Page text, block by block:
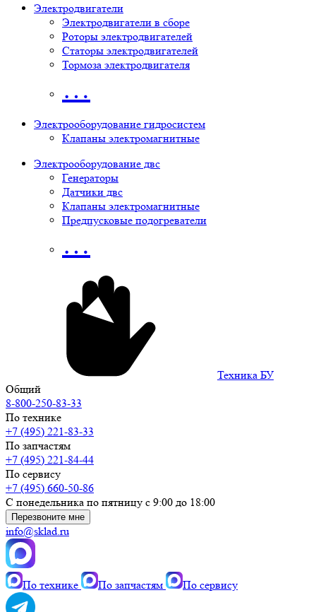
Электродвигатели
Электродвигатели в сборе
Роторы электродвигателей
Статоры электродвигателей
Тормоза электродвигателя
…
Электрооборудование гидросистем
Клапаны электромагнитные
Электрооборудование двс
Генераторы
Датчики двс
Клапаны электромагнитные
Предпусковые подогреватели
…
Техника БУ
Общий
8-800-250-83-33
По технике
+7 (495) 221-83-33
По запчастям
+7 (495) 221-84-44
По сервису
+7 (495) 660-50-86
С понедельника по пятницу с 9:00 до 18:00
Перезвоните мне
info@sklad.ru
По технике По запчастям По сервису